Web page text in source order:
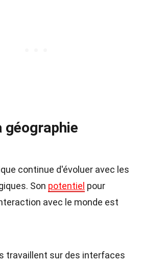
géographie
continue d'évoluer avec les
Son potentiel pour
avec le monde est
travaillent sur des interfaces